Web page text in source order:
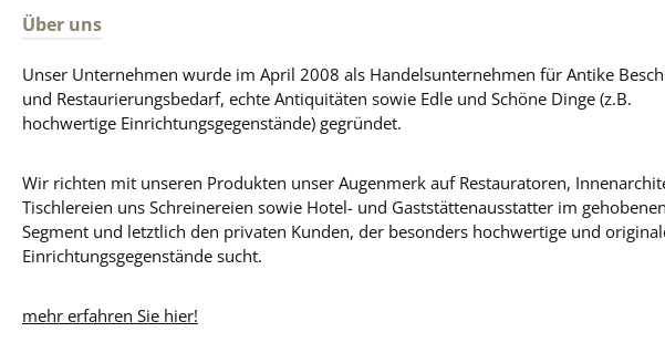
Über uns
Unser Unternehmen wurde im April 2008 als Handelsunternehmen für Antike
und Restaurierungsbedarf, echte Antiquitäten sowie Edle und Schöne Dinge (z.B.
hochwertige Einrichtungsgegenstände) gegründet.
Wir richten mit unseren Produkten unser Augenmerk auf Restauratoren,
Tischlereien uns Schreinereien sowie Hotel- und Gaststättenausstatter im gehobenen
Segment und letztlich den privaten Kunden, der besonders hochwertige und
Einrichtungsgegenstände sucht.
mehr erfahren Sie hier!